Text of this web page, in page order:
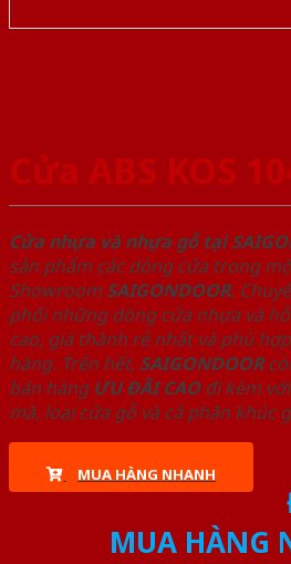
Cửa ABS KOS
Cửa nhựa và nhựa gỗ tại
sản phẩm các dòng cửa trong
Showroom SAIGONDOOR.
phối những dòng cửa nhựa và
cao, giá thành rẻ nhất và phù
hàng. Trên hết, SAIGONDOOR
bán hàng ƯU ĐÃI CAOđi kèm
mã, loại cửa gỗ và cả phân khúc
MUA HÀNG NHANH
MUA HÀNG